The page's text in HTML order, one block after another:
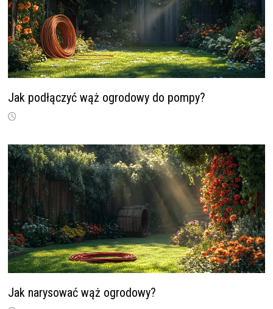
Jak podłączyć wąż ogrodowy do pompy?
Jak narysować wąż ogrodowy?